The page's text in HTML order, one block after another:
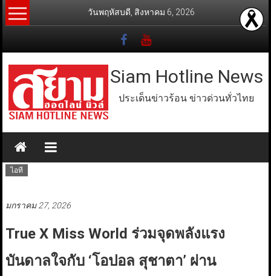
Skip
to
วันพฤหัสบดี, สิงหาคม 6, 2026
Siam Hotline News
ประเด็นข่าวร้อน ข่าวด่วนทั่วไทย
ไอที
มกราคม 27, 2026
True X Miss World ร่วมจุดพลังแรง
บันดาลใจกับ ‘โอปอล สุชาตา’ ผ่าน